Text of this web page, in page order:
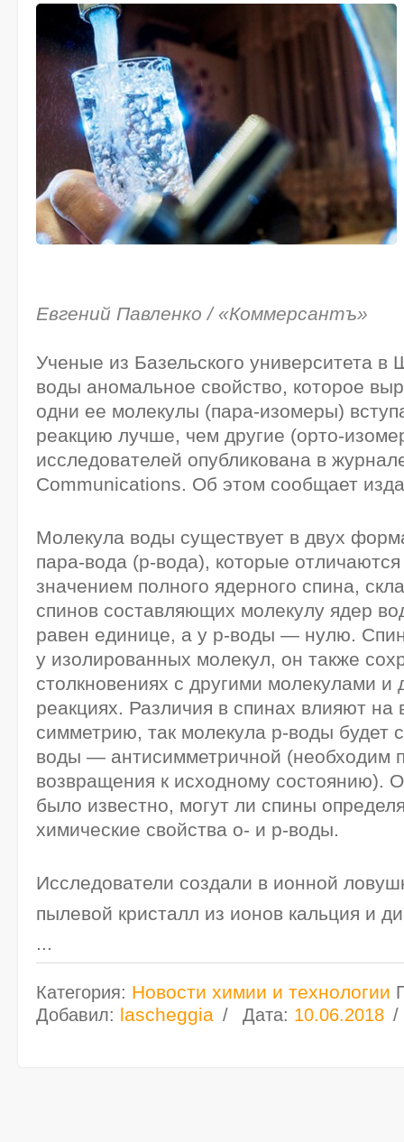
Евгений Павленко / «Коммерсантъ»
Ученые из Базельского университета
воды аномальное свойство, которое
одни ее молекулы (пара-изомеры)
реакцию лучше, чем другие (орто-
исследователей опубликована в
Communications. Об этом сообщает
Молекула воды существует в двух
пара-вода (р-вода), которые отличаются
значением полного ядерного спина,
спинов составляющих молекулу ядер
равен единице, а у р-воды — нулю.
у изолированных молекул, он также
столкновениях с другими молекулами и
реакциях. Различия в спинах влияют
симметрию, так молекула р-воды будет
воды — антисимметричной (необходим
возвращения к исходному состоянию).
было известно, могут ли спины
химические свойства о- и р-воды.
Исследователи создали в ионной
пылевой кристалл из ионов кальция и
...
Категория: Новости химии и технологии
Добавил: lascheggia Дата: 10.06.2018